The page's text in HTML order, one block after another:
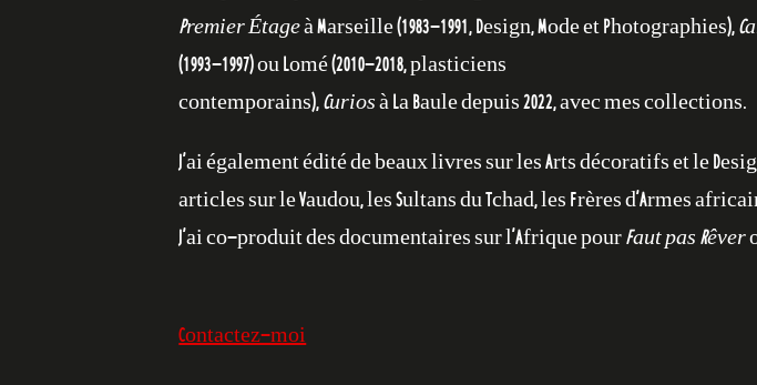
Premier Étageà Marseille (1983-1991, Design, Mode et Photographies),
(1993-1997) ou Lomé (2010-2018, plasticiens
contemporains), Curios à La Baule depuis 2022, avec mes collections.
J’ai également édité de beaux livres sur les Arts décoratifs et le
articles sur le Vaudou, les Sultans du Tchad, les Frères d’Armes
J’ai co-produit des documentaires sur l’Afrique pour Faut pas Rêver
Contactez-moi